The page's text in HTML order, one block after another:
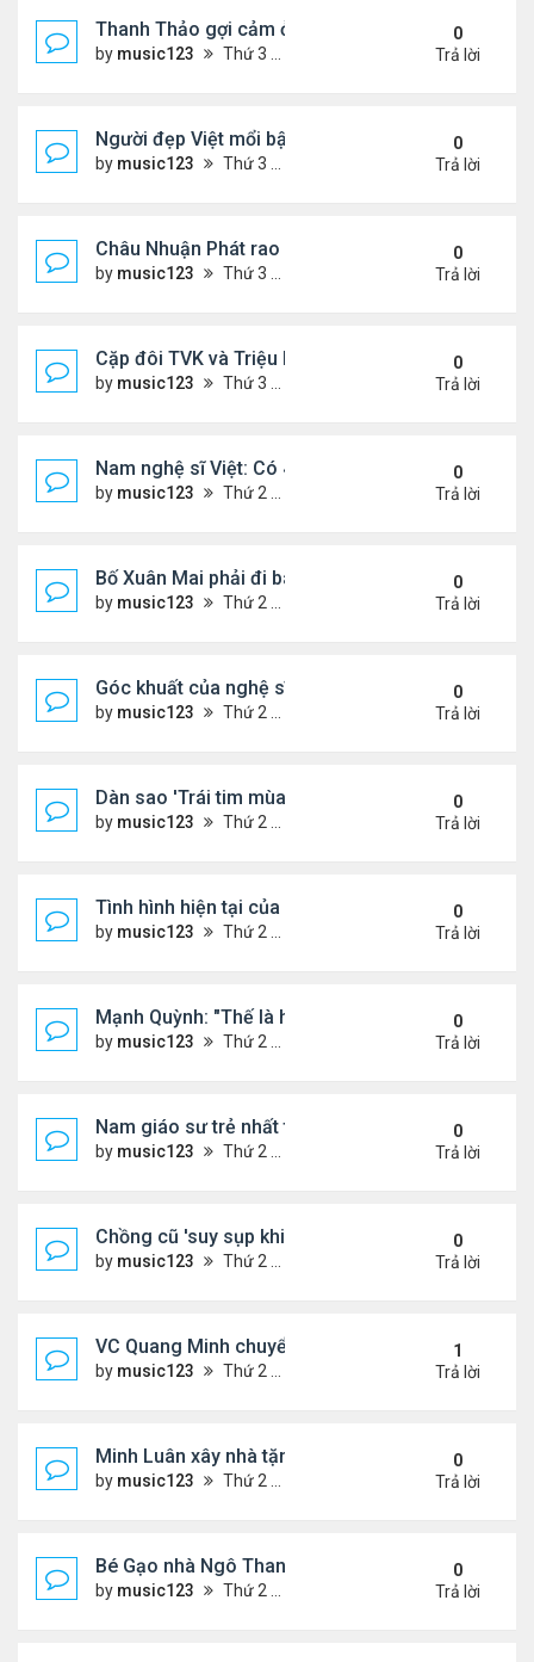
Thanh Thảo gợi cảm ở tuổi 49
by music123 Thứ 3 Tháng 8 04, 2026 5:52 pm
0
Trả lời
Người đẹp Việt mổi bật giữa dàn sao châu Á
by music123 Thứ 3 Tháng 8 04, 2026 5:45 pm
0
Trả lời
Châu Nhuận Phát rao bán tài sản
by music123 Thứ 3 Tháng 8 04, 2026 5:36 pm
0
Trả lời
Cặp đôi TVK và Triệu Mẫn được yêu thích nhất
by music123 Thứ 3 Tháng 8 04, 2026 5:05 pm
0
Trả lời
Nam nghệ sĩ Việt: Có 4 nhà ở Pháp, sống gần
by music123 Thứ 2 Tháng 8 03, 2026 7:23 pm
0
Trả lời
Bố Xuân Mai phải đi bán cơm ở Mỹ
by music123 Thứ 2 Tháng 8 03, 2026 7:18 pm
0
Trả lời
Góc khuất của nghệ sĩ Hoài Tâm
by music123 Thứ 2 Tháng 8 03, 2026 7:13 pm
0
Trả lời
Dàn sao 'Trái tim mùa thu' sau 26 năm
by music123 Thứ 2 Tháng 8 03, 2026 7:09 pm
0
Trả lời
Tình hình hiện tại của Quang Lê
by music123 Thứ 2 Tháng 8 03, 2026 7:00 pm
0
Trả lời
Mạnh Quỳnh: "Thế là hết"
by music123 Thứ 2 Tháng 8 03, 2026 6:56 pm
0
Trả lời
Nam giáo sư trẻ nhất thế giới ở tuổi 18
by music123 Thứ 2 Tháng 8 03, 2026 6:50 pm
0
Trả lời
Chồng cũ 'suy sụp khi biết tin Nicole Kidman có
by music123 Thứ 2 Tháng 8 03, 2026 6:41 pm
0
Trả lời
VC Quang Minh chuyển về tổ ấm
by music123 Thứ 2 Tháng 8 03, 2026 5:56 pm
1
Trả lời
Minh Luân xây nhà tặng cha mẹ
by music123 Thứ 2 Tháng 8 03, 2026 5:45 pm
0
Trả lời
Bé Gạo nhà Ngô Thanh Vân dễ thương trong tiệc
by music123 Thứ 2 Tháng 8 03, 2026 5:19 pm
0
Trả lời